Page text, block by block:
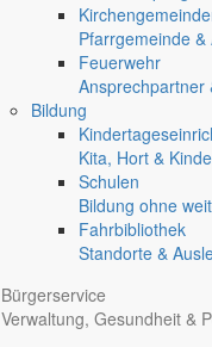
Pfarrgemeinde
Feuerwehr
Ansprechpartner
Bildung
Kita, Hort &
Schulen
Bildung ohne
Fahrbibliothek
Standorte &
Bürgerservice
Verwaltung, Gesundheit &